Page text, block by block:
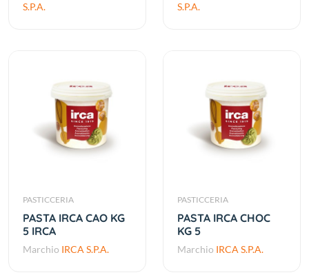
S.P.A.
S.P.A.
PASTICCERIA
PASTA IRCA CAO KG
5 IRCA
Marchio IRCA S.P.A.
PASTICCERIA
PASTA IRCA CHOC
KG 5
Marchio IRCA S.P.A.